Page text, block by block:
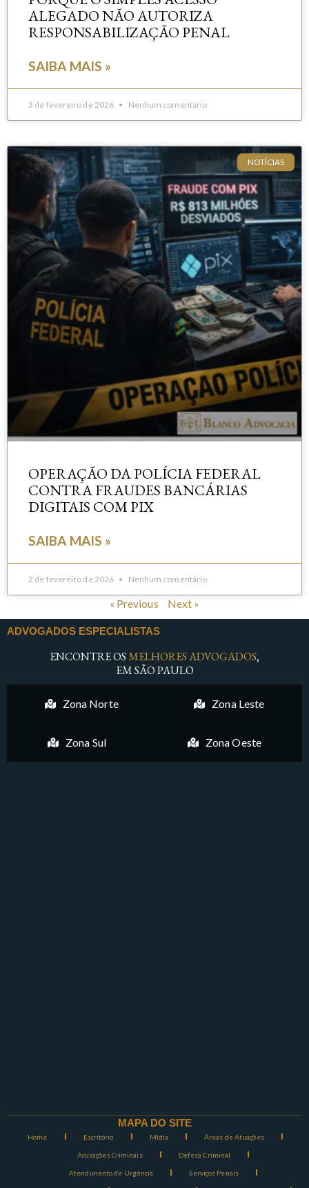
ALEGADO NÃO AUTORIZA
RESPONSABILIZAÇÃO PENAL
SAIBA MAIS »
3 de fevereiro de 2026 Nenhum comentário
NOTÍCIAS
OPERAÇÃO DA POLÍCIA FEDERAL
CONTRA FRAUDES BANCÁRIAS
DIGITAIS COM PIX
SAIBA MAIS »
2 de fevereiro de 2026 Nenhum comentário
« Previous Next »
ADVOGADOS ESPECIALISTAS
ENCONTRE OSMELHORES ADVOGADOS,
EM SÃO PAULO
Zona Norte Zona Leste
Zona Sul Zona Oeste
MAPA DO SITE
Home Escritório Mídia Áreas de Atuações
Acusações Criminais Defesa Criminal
Atendimento de Urgência Serviços Penais